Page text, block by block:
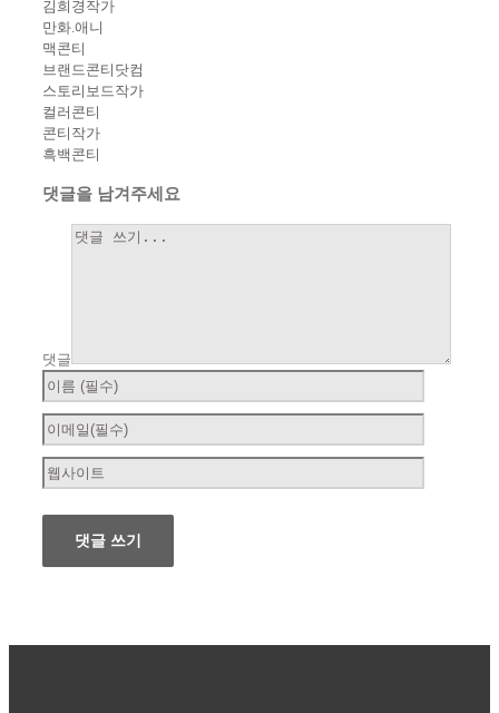
김희경작가
만화.애니
맥콘티
브랜드콘티닷컴
스토리보드작가
컬러콘티
콘티작가
흑백콘티
댓글을 남겨주세요
댓글